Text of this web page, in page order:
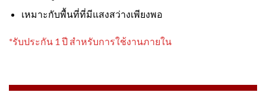
เหมาะกับพื้นที่ที่มีแสงสว่างเพียงพอ
*รับประกัน 1 ปี สำหรับการใช้งานภายใน